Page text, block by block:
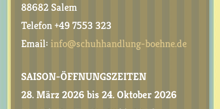
88682 Salem
Telefon +49 7553 323
Email: info@schuhhandlung-boehne.de
SAISON-ÖFFNUNGSZEITEN
28. März 2026 bis 24. Oktober 2026